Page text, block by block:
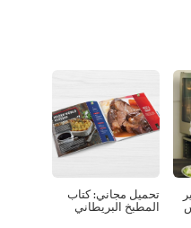
تحميل مجاني: كتاب
المطبخ البريطاني